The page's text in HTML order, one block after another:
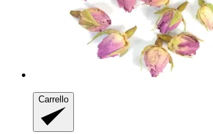
Carrello